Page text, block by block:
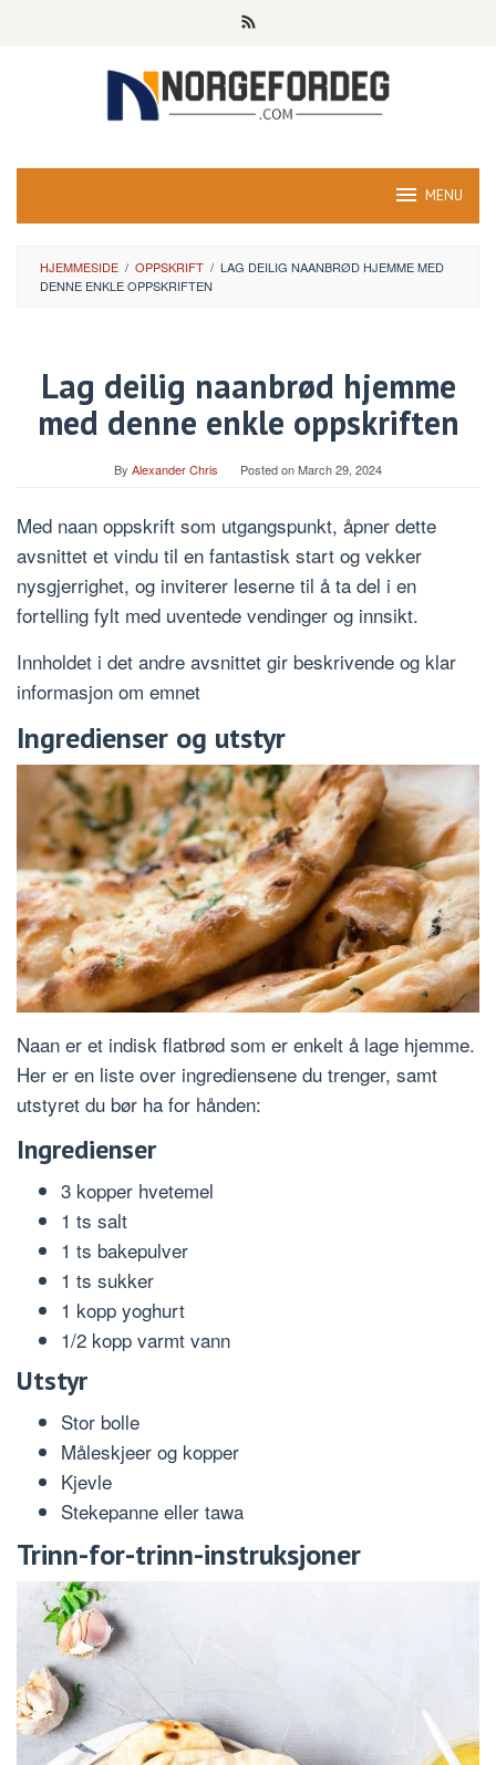
MENU
HJEMMESIDE / OPPSKRIFT / LAG DEILIG NAANBRØD HJEMME MED
DENNE ENKLE OPPSKRIFTEN
Lag deilig naanbrød hjemme
med denne enkle oppskriften
By Alexander Chris Posted onMarch 29, 2024
Med naan oppskrift som utgangspunkt, åpner dette
avsnittet et vindu til en fantastisk start og vekker
nysgjerrighet, og inviterer leserne til å ta del i en
fortelling fylt med uventede vendinger og innsikt.
Innholdet i det andre avsnittet gir beskrivende og klar
informasjon om emnet
Ingredienser og utstyr
Naan er et indisk flatbrød som er enkelt å lage hjemme.
Her er en liste over ingrediensene du trenger, samt
utstyret du bør ha for hånden:
Ingredienser
3 kopper hvetemel
1 ts salt
1 ts bakepulver
1 ts sukker
1 kopp yoghurt
1/2 kopp varmt vann
Utstyr
Stor bolle
Måleskjeer og kopper
Kjevle
Stekepanne eller tawa
Trinn-for-trinn-instruksjoner